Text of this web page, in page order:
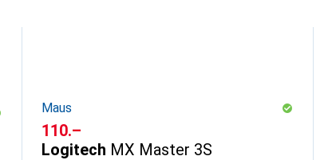
Maus
CHF
110.–
Logitech MX Master 3S